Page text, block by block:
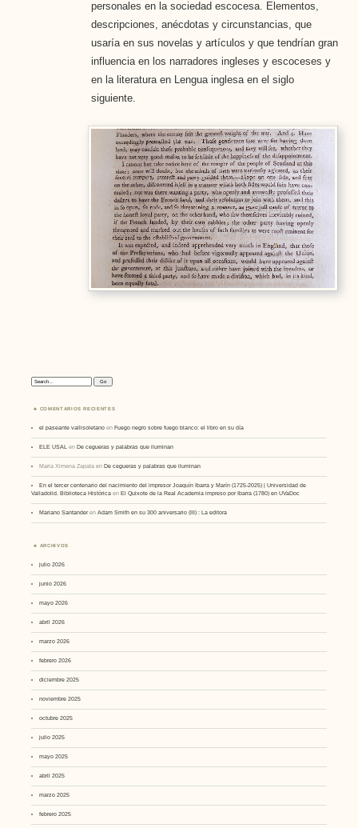
personales en la sociedad escocesa. Elementos,
descripciones, anécdotas y circunstancias, que
usaría en sus novelas y artículos y que tendrían gran
influencia en los narradores ingleses y escoceses y
en la literatura en Lengua inglesa en el siglo
siguiente.
Search:
COMENTARIOS RECIENTES
el paseante vallisoletano enFuego negro sobre fuego blanco: el libro en su día
ELE USAL enDe cegueras y palabras que iluminan
Maria Ximena Zapata enDe cegueras y palabras que iluminan
En el tercer centenario del nacimiento del impresor Joaquín Ibarra y Marín (1725-2025) | Universidad de
Valladolid. Biblioteca Histórica enEl Quixote de la Real Academia impreso por Ibarra (1780) en UVaDoc
Mariano SantanderenAdam Smith en su 300 aniversario (III) : La editora
ARCHIVOS
julio 2026
junio 2026
mayo 2026
abril 2026
marzo 2026
febrero 2026
diciembre 2025
noviembre 2025
octubre 2025
julio 2025
mayo 2025
abril 2025
marzo 2025
febrero 2025